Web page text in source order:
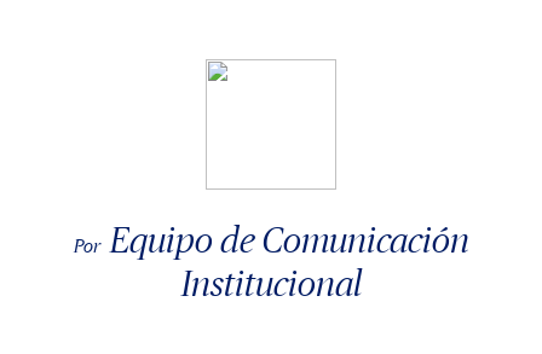
Por Equipo de Comunicación
Institucional